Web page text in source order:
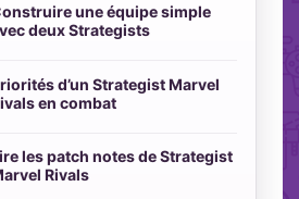
une équipe simple
deux Strategists
d’un Strategist Marvel
en combat
les patch notes de Strategist
Rivals